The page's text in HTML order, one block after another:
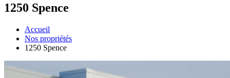
1250 Spence
Accueil
Nos propriétés
1250 Spence